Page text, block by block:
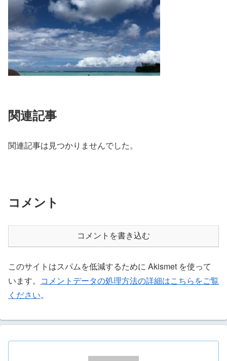
関連記事
関連記事は見つかりませんでした。
コメント
コメントを書き込む
このサイトはスパムを低減するために Akismet を使って
います。 コメントデータの処理方法の詳細はこちらをご覧
ください。